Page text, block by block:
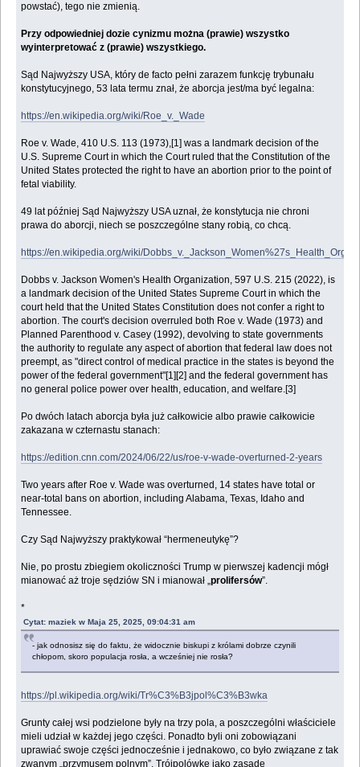
powstać), tego nie zmienią.
Przy odpowiedniej dozie cynizmu można (prawie) wszystko
wyinterpretować z (prawie) wszystkiego.
Sąd Najwyższy USA, który de facto pełni zarazem funkcję trybunału
konstytucyjnego, 53 lata termu znał, że aborcja jest/ma być legalna:
https://en.wikipedia.org/wiki/Roe_v._Wade
Roe v. Wade, 410 U.S. 113 (1973),[1] was a landmark decision of the
U.S. Supreme Court in which the Court ruled that the Constitution of the
United States protected the right to have an abortion prior to the point of
fetal viability.
49 lat później Sąd Najwyższy USA uznał, że konstytucja nie chroni
prawa do aborcji, niech se poszczególne stany robią, co chcą.
https://en.wikipedia.org/wiki/
Dobbs v. Jackson Women's Health Organization, 597 U.S. 215 (2022), is
a landmark decision of the United States Supreme Court in which the
court held that the United States Constitution does not confer a right to
abortion. The court's decision overruled both Roe v. Wade (1973) and
Planned Parenthood v. Casey (1992), devolving to state governments
the authority to regulate any aspect of abortion that federal law does not
preempt, as "direct control of medical practice in the states is beyond the
power of the federal government"[1][2] and the federal government has
no general police power over health, education, and welfare.[3]
Po dwóch latach aborcja była już całkowicie albo prawie całkowicie
zakazana w czternastu stanach:
https://edition.cnn.com/2024/06/22/us/roe-v-wade-overturned-2-years
Two years after Roe v. Wade was overturned, 14 states have total or
near-total bans on abortion, including Alabama, Texas, Idaho and
Tennessee.
Czy Sąd Najwyższy praktykował “hermeneutykę”?
Nie, po prostu zbiegiem okoliczności Trump w pierwszej kadencji mógł
mianować aż troje sędziów SN i mianował „prolifersów”.
*
Cytat: maziek w Maja 25, 2025, 09:04:31 am
- jak odnosisz się do faktu, że widocznie biskupi z królami dobrze czynili
chłopom, skoro populacja rosła, a wcześniej nie rosła?
https://pl.wikipedia.org/wiki/Tr%C3%B3jpol%C3%B3wka
Grunty całej wsi podzielone były na trzy pola, a poszczególni właściciele
mieli udział w każdej jego części. Ponadto byli oni zobowiązani
uprawiać swoje części jednocześnie i jednakowo, co było związane z tak
zwanym „przymusem polnym”. Trójpolówkę jako zasadę